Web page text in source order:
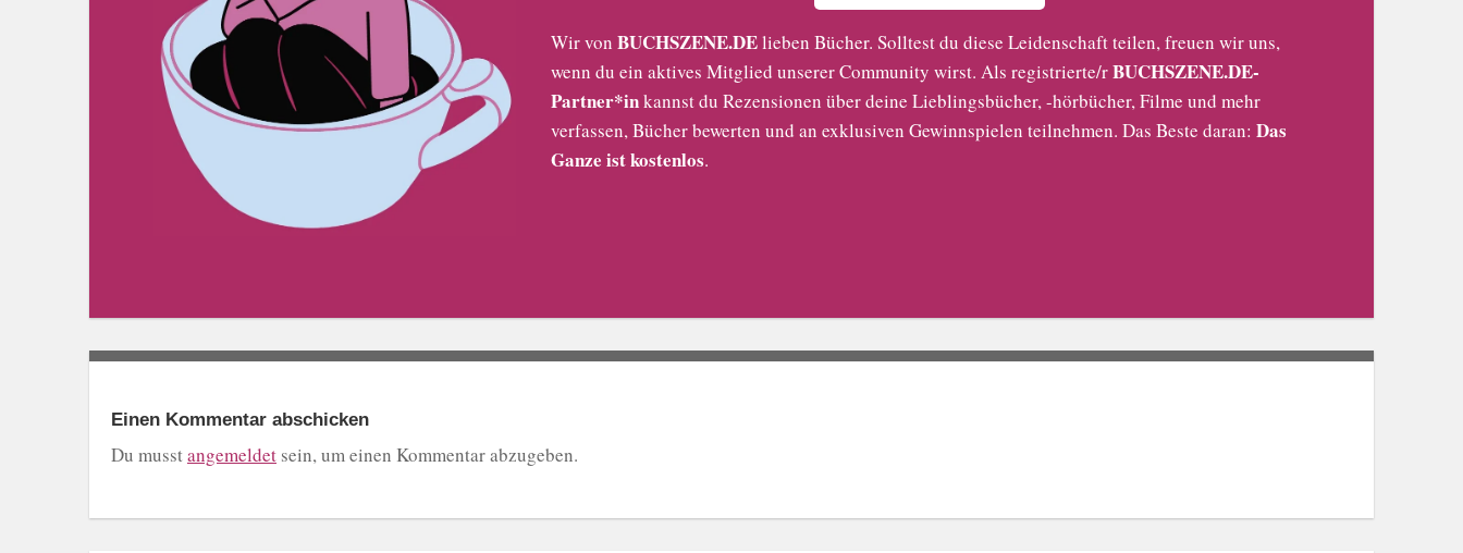
Wir von BUCHSZENE.DElieben Bücher. Solltest du diese Leidenschaft teilen, freuen wir uns,
wenn du ein aktives Mitglied unserer Community wirst. Als registrierte/rBUCHSZENE.DE-
Partner*inkannst du Rezensionen über deine Lieblingsbücher, -hörbücher, Filme und mehr
verfassen, Bücher bewerten und an exklusiven Gewinnspielen teilnehmen. Das Beste daran: Das
Ganze ist kostenlos.
Einen Kommentar abschicken
Du musstangemeldet sein, um einen Kommentar abzugeben.